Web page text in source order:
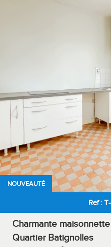
NOUVEAUTÉ
Ref :
Charmante
Quartier Batignolles